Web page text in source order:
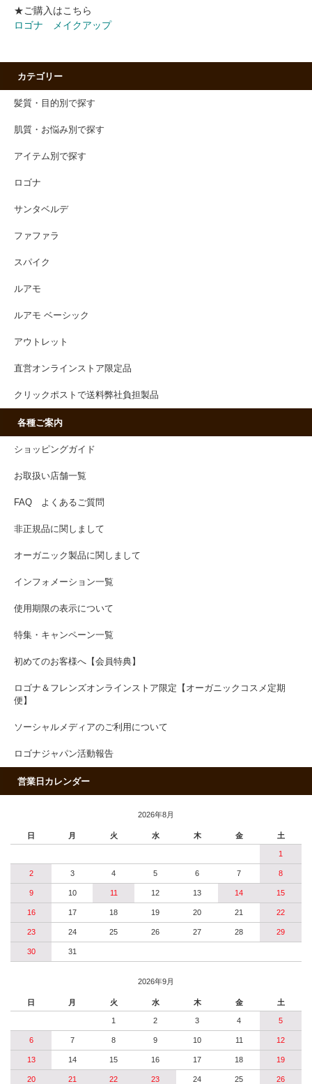
★ご購入はこちら
ロゴナ メイクアップ
カテゴリー
髪質・目的別で探す
肌質・お悩み別で探す
アイテム別で探す
ロゴナ
サンタベルデ
ファファラ
スパイク
ルアモ
ルアモ ベーシック
アウトレット
直営オンラインストア限定品
クリックポストで送料弊社負担製品
各種ご案内
ショッピングガイド
お取扱い店舗一覧
FAQ よくあるご質問
非正規品に関しまして
オーガニック製品に関しまして
インフォメーション一覧
使用期限の表示について
特集・キャンペーン一覧
初めてのお客様へ【会員特典】
ロゴナ＆フレンズオンラインストア限定【オーガニックコスメ定期
便】
ソーシャルメディアのご利用について
ロゴナジャパン活動報告
営業日カレンダー
2026年8月
日 月 火 水 木 金 土
1
2 3 4 5 6 7 8
9 10 11 12 13 14 15
16 17 18 19 20 21 22
23 24 25 26 27 28 29
30 31
2026年9月
日 月 火 水 木 金 土
1 2 3 4 5
6 7 8 9 10 11 12
13 14 15 16 17 18 19
20 21 22 23 24 25 26